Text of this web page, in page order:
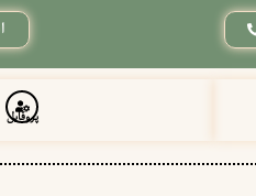
پروفایل